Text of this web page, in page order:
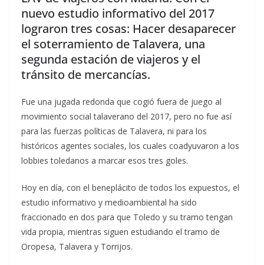
nuevo estudio informativo del 2017
lograron tres cosas: Hacer desaparecer
el soterramiento de Talavera, una
segunda estación de viajeros y el
tránsito de mercancías.
Fue una jugada redonda que cogió fuera de juego al
movimiento social talaverano del 2017, pero no fue así
para las fuerzas políticas de Talavera, ni para los
históricos agentes sociales, los cuales coadyuvaron a los
lobbies toledanos a marcar esos tres goles.
Hoy en día, con el beneplácito de todos los expuestos, el
estudio informativo y medioambiental ha sido
fraccionado en dos para que Toledo y su tramo tengan
vida propia, mientras siguen estudiando el tramo de
Oropesa, Talavera y Torrijos.